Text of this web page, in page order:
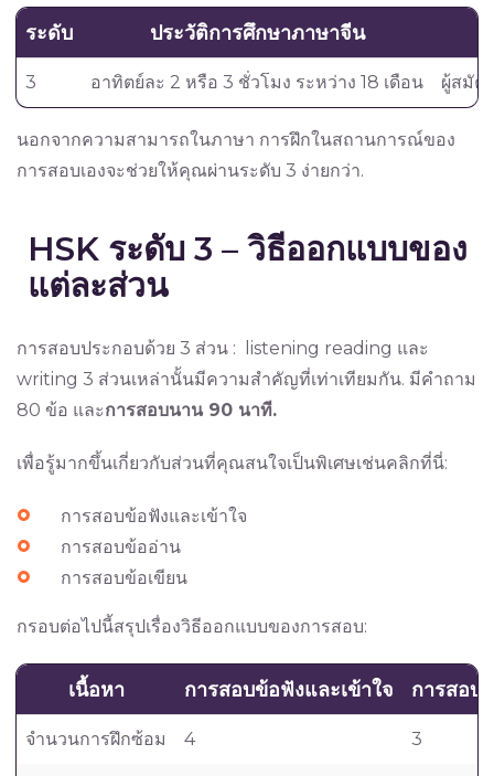
ระดับ ประวัติการศึกษาภาษาจีน
3 อาทิตย์ละ 2 หรือ 3 ชั่วโมง ระหว่าง 18 เดือน ผู้สมัค
นอกจากความสามารถในภาษา การฝึกในสถานการณ์ของ
การสอบเองจะช่วยให้คุณผ่านระดับ 3 ง่ายกว่า.
HSK ระดับ 3 – วิธีออกแบบของ
แต่ละส่วน
การสอบประกอบด้วย 3 ส่วน : listening reading และ
writing 3 ส่วนเหล่านั้นมีความสำคัญที่เท่าเทียมกัน. มีคำถาม
80 ข้อ และการสอบนาน 90 นาที.
เพื่อรู้มากขึ้นเกี่ยวกับส่วนที่คุณสนใจเป็นพิเศษเช่นคลิกที่นี่:
การสอบข้อฟังและเข้าใจ
การสอบข้ออ่าน
การสอบข้อเขียน
กรอบต่อไปนี้สรุปเรื่องวิธีออกแบบของการสอบ:
เนื้อหา การสอบข้อฟังและเข้าใจ การสอบ
จำนวนการฝึกซ้อม 4 3